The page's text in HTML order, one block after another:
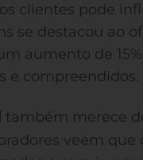
clientes pode
se destacou ao
aumento de
e compreendidos.
também merece
veem que